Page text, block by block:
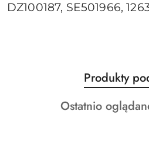
DZ100187, SE501966,
Pomiń karuzelęProdukty
o
statusie:
Produkty
Produkty
Ostatnio